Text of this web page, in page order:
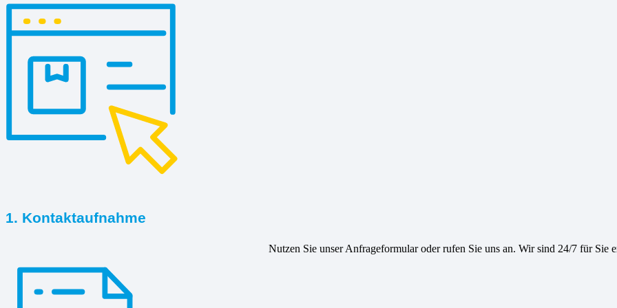
1. Kontaktaufnahme
Nutzen Sie unser Anfrageformular oder rufen Sie uns an. Wir sind 24/7 für Sie